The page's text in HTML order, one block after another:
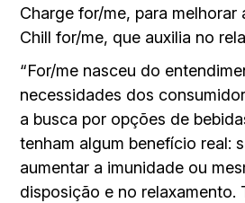
Charge for/me, para melhorar
Chill for/me, que auxilia no
“For/me nasceu do
necessidades dos
a busca por opções de
tenham algum benefício real:
aumentar a imunidade ou
disposição e no relaxamento.